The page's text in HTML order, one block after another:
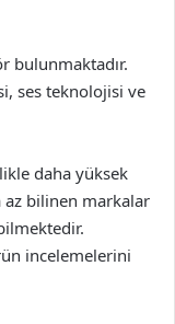
bulunmaktadır.
ses teknolojisi ve
daha yüksek
az bilinen markalar
incelemelerini